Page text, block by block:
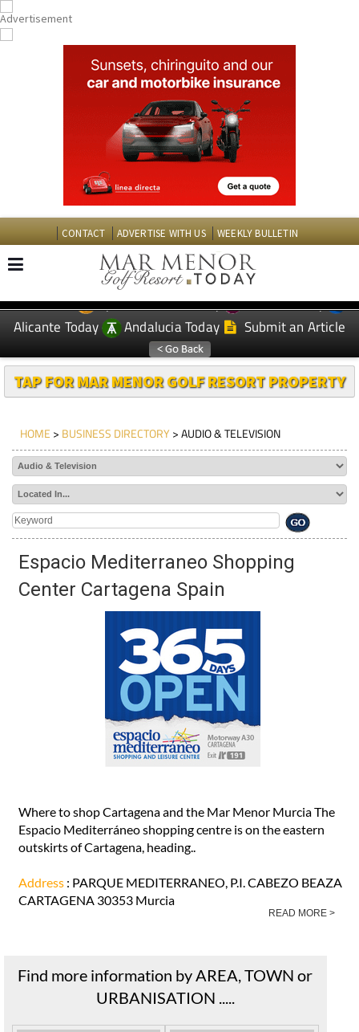
CONTACT ADVERTISE WITH US WEEKLY BULLETIN
EDITIONS: Spanish News Today
Murcia Today
Alicante Today
Andalucia Today Submit an Article
TAP FOR MAR MENOR GOLF RESORT PROPERTY
HOME > BUSINESS DIRECTORY> AUDIO & TELEVISION
Espacio Mediterraneo Shopping
Center Cartagena Spain
Where to shop Cartagena and the Mar Menor Murcia The
Espacio Mediterráneo shopping centre is on the eastern
outskirts of Cartagena, heading..
Address : PARQUE MEDITERRANEO, P.I. CABEZO BEAZA
CARTAGENA 30353 Murcia
READ MORE >
Find more information by AREA, TOWN or
URBANISATION .....